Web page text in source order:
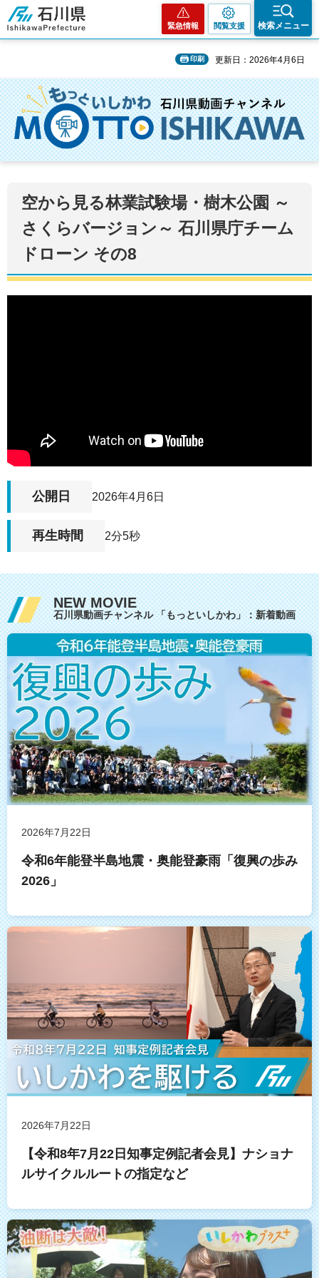
石川県
緊急情報 閲覧支援 検索メニュー
印刷 更新日：2026年4月6日
空から見る林業試験場・樹木公園 ～
さくらバージョン～ 石川県庁チーム
ドローン その8
公開日 2026年4月6日
再生時間 2分5秒
NEW MOVIE
石川県動画チャンネル 「もっといしかわ」：新着動画
2026年7月22日
令和6年能登半島地震・奥能登豪雨「復興の歩み
2026」
2026年7月22日
【令和8年7月22日知事定例記者会見】ナショナ
ルサイクルルートの指定など